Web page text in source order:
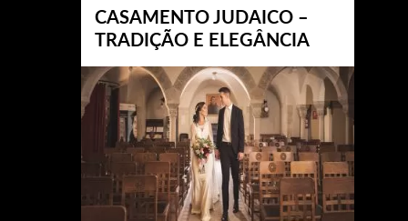
CASAMENTO JUDAICO –
TRADIÇÃO E ELEGÂNCIA